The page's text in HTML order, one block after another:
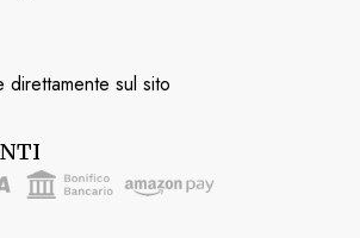
direttamente sul sito